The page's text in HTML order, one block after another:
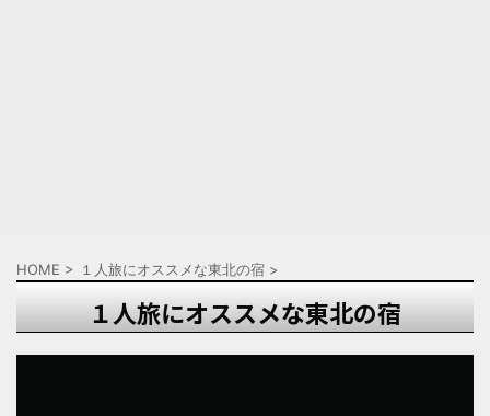
HOME > １人旅にオススメな東北の宿 >
１人旅にオススメな東北の宿